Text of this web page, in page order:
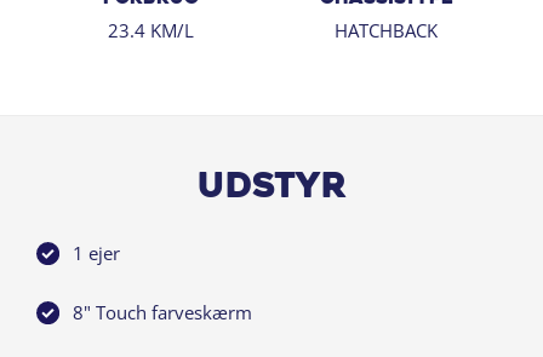
gratis levering i hele Danmark
23.4 KM/L HATCHBACK
Udstyr
1 ejer
8" Touch farveskærm